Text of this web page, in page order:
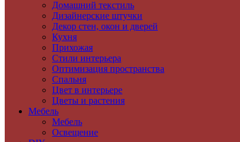
Домашний текстиль
Дизайнерские штучки
Декор стен, окон и дверей
Кухня
Прихожая
Стили интерьера
Оптимизация пространства
Спальня
Цвет в интерьере
Цветы и растения
Мебель
Мебель
Освещение